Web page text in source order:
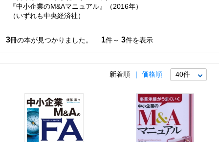
『中小企業のM&Aマニュアル』（2016年）
（いずれも中央経済社）
3冊の本が見つかりました。 1件～ 3件を表示
新着順 価格順